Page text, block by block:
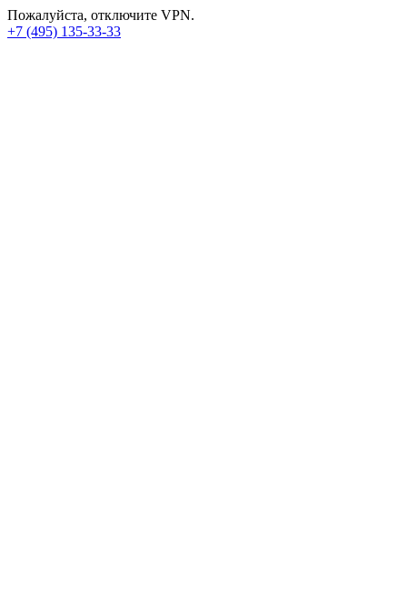
Пожалуйста, отключите VPN.
+7 (495) 135-33-33